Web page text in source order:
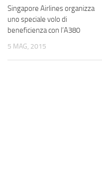
Singapore Airlines organizza
uno speciale volo di
beneficienza con l’A380
5 MAG, 2015